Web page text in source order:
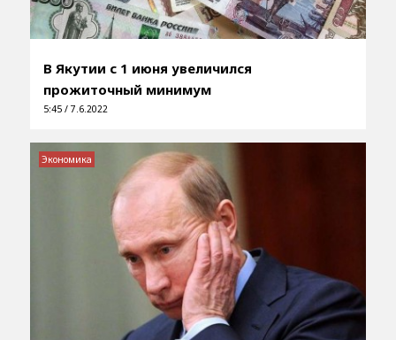
В Якутии с 1 июня увеличился
прожиточный минимум
5:45 / 7.6.2022
Экономика